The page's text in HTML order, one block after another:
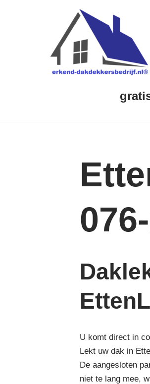
U komt direct in
Lekt uw dak in
De aangesloten
niet te lang mee,